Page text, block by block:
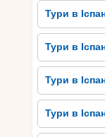
славляться
свинини,
суп.
Крім того,
особливо
Дуеро варто
Тури в
Тури в
Тури в
Тури в